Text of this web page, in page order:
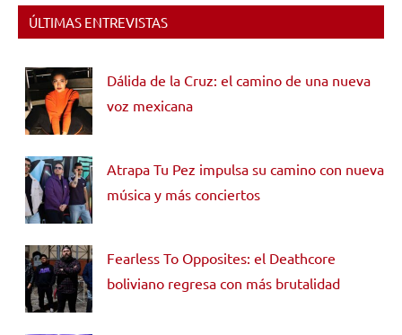
ÚLTIMAS ENTREVISTAS
Dálida de la Cruz: el camino de una nueva
voz mexicana
Atrapa Tu Pez impulsa su camino con nueva
música y más conciertos
Fearless To Opposites: el Deathcore
boliviano regresa con más brutalidad